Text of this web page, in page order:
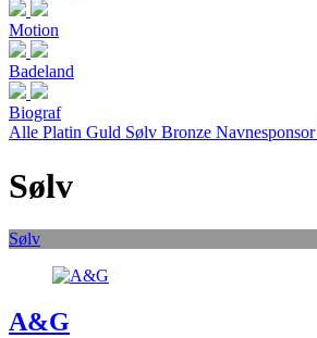
Motion
Badeland
Biograf
Alle Platin Guld Sølv Bronze Navnesponsor
Sølv
Sølv
A&G